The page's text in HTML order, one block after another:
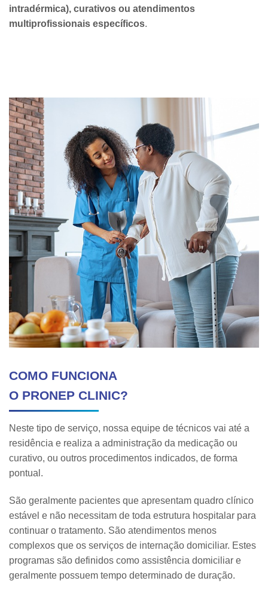
intradérmica), curativos ou atendimentos
multiprofissionais específicos.
COMO FUNCIONA
O PRONEP CLINIC?
Neste tipo de serviço, nossa equipe de técnicos vai até a
residência e realiza a administração da medicação ou
curativo, ou outros procedimentos indicados, de forma
pontual.
São geralmente pacientes que apresentam quadro clínico
estável e não necessitam de toda estrutura hospitalar para
continuar o tratamento. São atendimentos menos
complexos que os serviços de internação domiciliar. Estes
programas são definidos como assistência domiciliar e
geralmente possuem tempo determinado de duração.